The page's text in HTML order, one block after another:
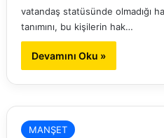
vatandaş statüsünde olmadığı
tanımını, bu kişilerin hak…
Devamını Oku »
MANŞET